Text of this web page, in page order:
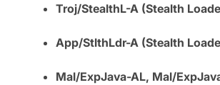
Troj/StealthL-A (Stealth
App/StlthLdr-A (Stealth
Mal/ExpJava-AL, Mal/